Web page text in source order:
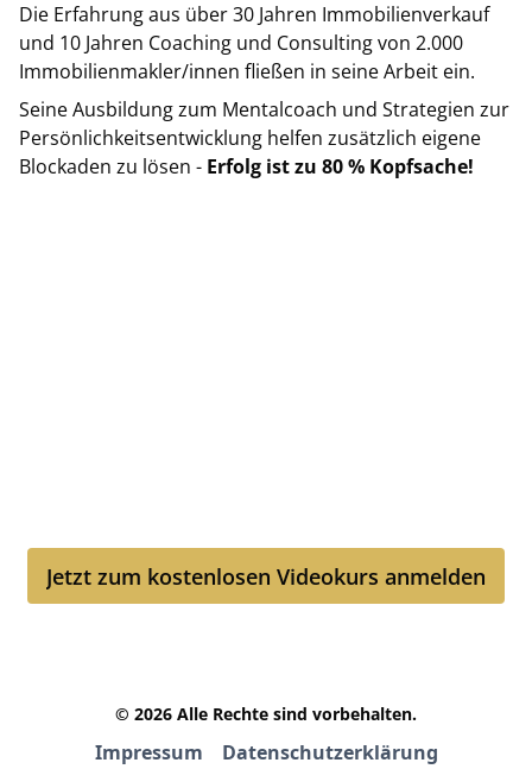
Die Erfahrung aus über 30 Jahren Immobilienverkauf
und 10 Jahren Coaching und Consulting von 2.000
Immobilienmakler/innen fließen in seine Arbeit ein.
Seine Ausbildung zum Mentalcoach und Strategien zur
Persönlichkeitsentwicklung helfen zusätzlich eigene
Blockaden zu lösen - Erfolg ist zu 80 % Kopfsache!
Jetzt zum kostenlosen Videokurs anmelden
Jetzt zum kostenlosen Videokurs anmelden
© 2026 Alle Rechte sind vorbehalten.
Impressum Datenschutzerklärung